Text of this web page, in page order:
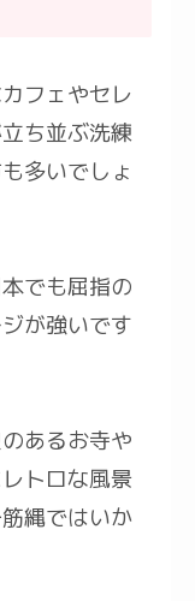
フェやセレ
ち並ぶ洗練
多いでしょ
でも屈指の
が強いです
あるお寺や
トロな風景
縄ではいか